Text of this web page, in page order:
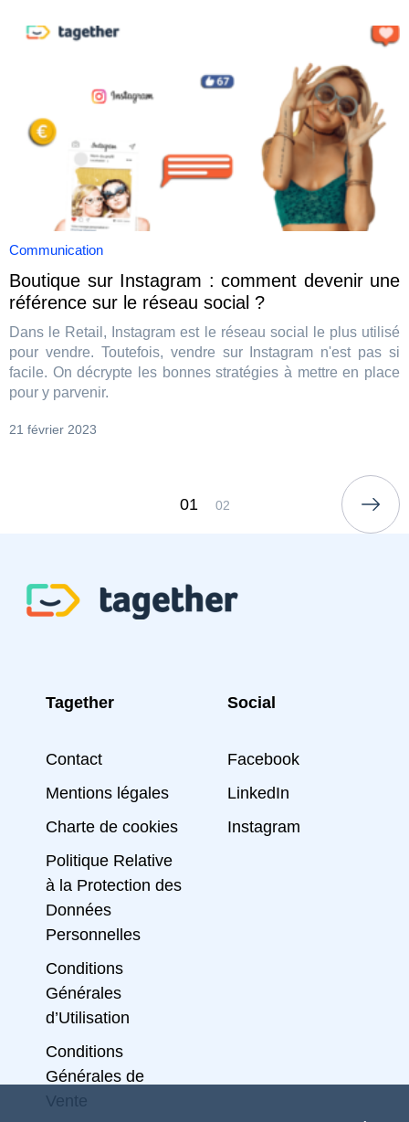
Communication
Boutique sur Instagram : comment devenir une
référence sur le réseau social ?
Dans le Retail, Instagram est le réseau social le plus utilisé
pour vendre. Toutefois, vendre sur Instagram n'est pas si
facile. On décrypte les bonnes stratégies à mettre en place
pour y parvenir.
21 février 2023
01 02
Tagether
Contact
Mentions légales
Charte de cookies
Politique Relative
à la Protection des
Données
Personnelles
Conditions
Générales
d’Utilisation
Conditions
Générales de
Vente
Social
Facebook
LinkedIn
Instagram